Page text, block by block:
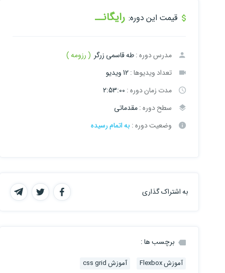
قیمت این دوره: رایگانــ
مدرس دوره :طه قاسمی زرگر ( رزومه )
تعداد ویدیوها :12 ویدیو
مدت زمان دوره : 2:53:00
سطح دوره :مقدماتی
وضعیت دوره : به اتمام رسیده
به اشتراک گذاری
برچسب ها :
آموزش Flexbox آموزش css grid